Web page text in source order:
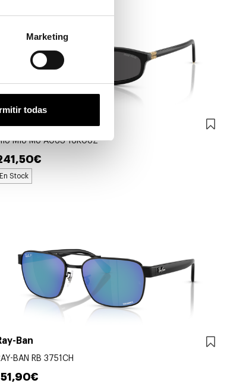
Marketing
todas
MIU MU A06S 16K08Z
En Stock
Ban
BAN RB 3751CH